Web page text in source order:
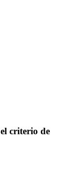
criterio de